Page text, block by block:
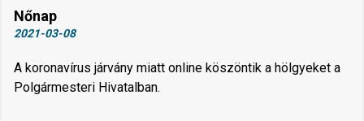
Nőnap
2021-03-08
A koronavírus járvány miatt online köszöntik a hölgyeket a
Polgármesteri Hivatalban.